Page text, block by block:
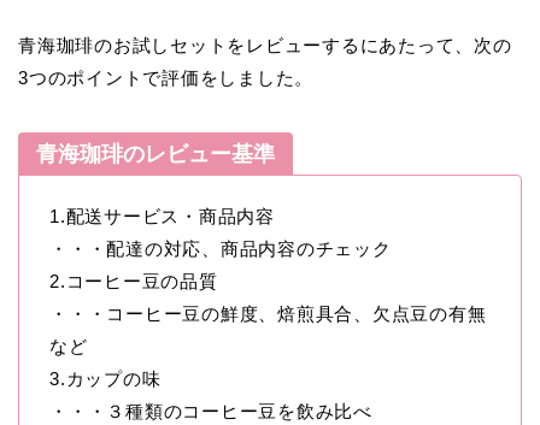
青海珈琲のお試しセットをレビューするにあたって、次の
3つのポイントで評価をしました。
青海珈琲のレビュー基準
1.配送サービス・商品内容
・・・配達の対応、商品内容のチェック
2.コーヒー豆の品質
・・・コーヒー豆の鮮度、焙煎具合、欠点豆の有無
など
3.カップの味
・・・３種類のコーヒー豆を飲み比べ